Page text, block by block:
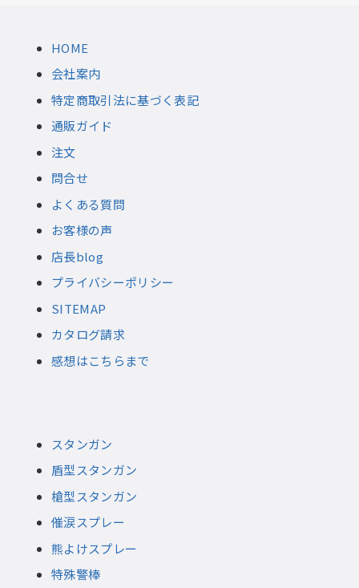
HOME
会社案内
特定商取引法に基づく表記
通販ガイド
注文
問合せ
よくある質問
お客様の声
店長blog
プライバシーポリシー
SITEMAP
カタログ請求
感想はこちらまで
スタンガン
盾型スタンガン
槍型スタンガン
催涙スプレー
熊よけスプレー
特殊警棒